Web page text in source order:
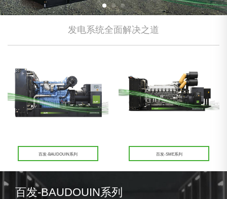
发电系统全面解决之道
百发-BAUDOUIN系列 百发-SME系列
百发-BAUDOUIN系列